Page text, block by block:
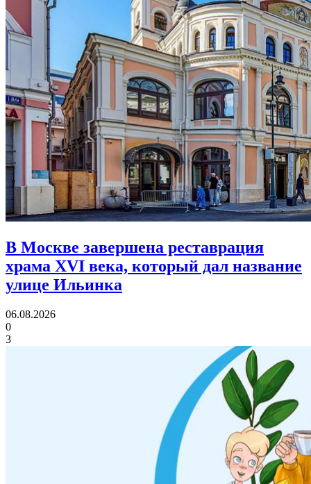
В Москве завершена реставрация
храма XVI века, который дал название
улице Ильинка
06.08.2026
0
3